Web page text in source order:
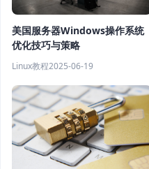
美国服务器Windows操作系统
优化技巧与策略
Linux教程2025-06-19